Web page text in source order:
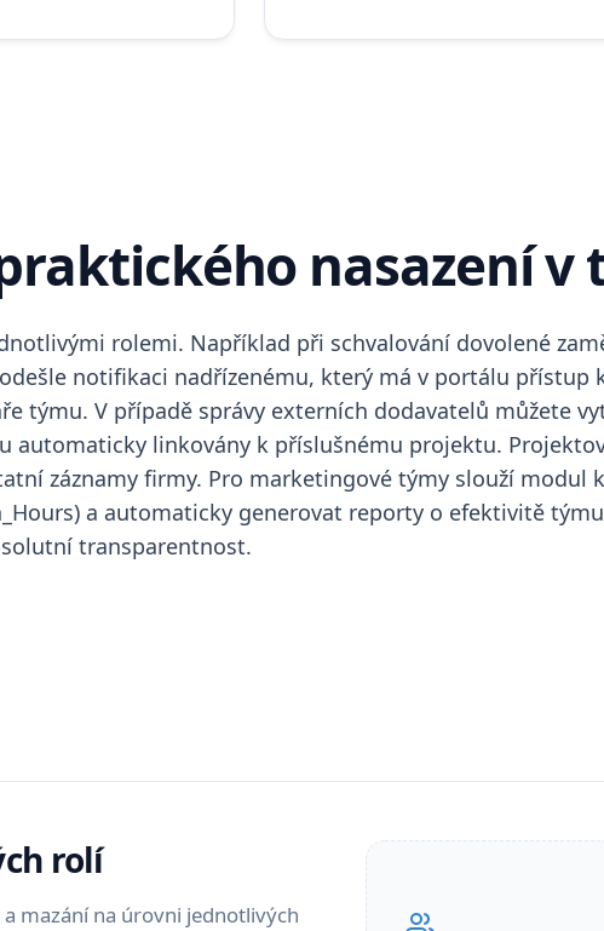
nasazení v
rolemi. Například při schvalování dovolené
notifikaci nadřízenému, který má v portálu
týmu. V případě správy externích dodavatelů můžete
automaticky linkovány k příslušnému projektu.
záznamy firmy. Pro marketingové týmy slouží modul
a automaticky generovat reporty o efektivitě
transparentnost.
rolí
mazání na úrovni jednotlivých